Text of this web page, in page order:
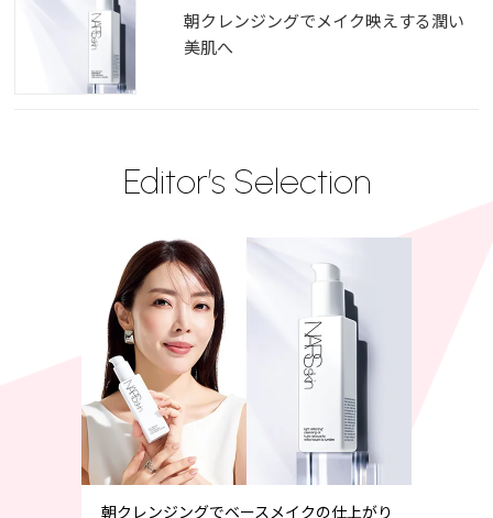
朝クレンジングでメイク映えする潤い
美肌へ
Editor’s Selection
朝クレンジングでベースメイクの仕上がり